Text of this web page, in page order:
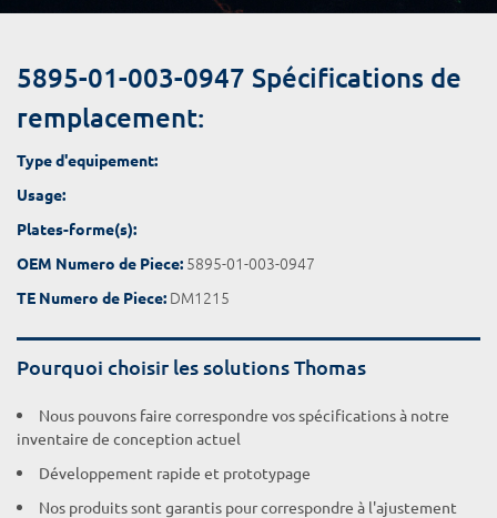
5895-01-003-0947 Spécifications de
remplacement:
Type d'equipement:
Usage:
Plates-forme(s):
OEM Numero de Piece: 5895-01-003-0947
TE Numero de Piece: DM1215
Pourquoi choisir les solutions Thomas
Nous pouvons faire correspondre vos spécifications à notre
inventaire de conception actuel
Développement rapide et prototypage
Nos produits sont garantis pour correspondre à l'ajustement